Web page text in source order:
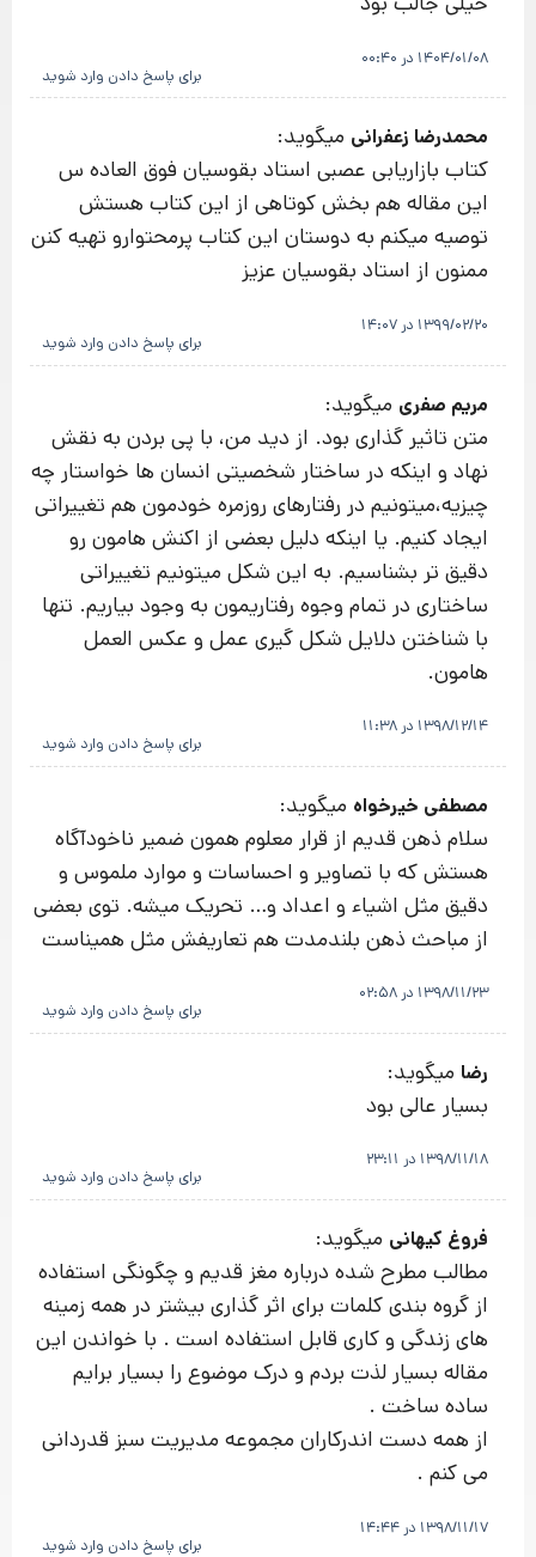
1404/01/08 در 00:40
برای پاسخ دادن وارد شوید
محمدرضا زعفرانی میگوید:
کتاب بازاریابی عصبی استاد بقوسیان فوق العاده س
این مقاله هم بخش کوتاهی از این کتاب هستش
توصیه میکنم به دوستان این کتاب پرمحتوارو تهیه کنن
ممنون از استاد بقوسیان عزیز
1399/02/20 در 14:07
برای پاسخ دادن وارد شوید
مریم صفری میگوید:
متن تاثیر گذاری بود. از دید من، با پی بردن به نقش
نهاد و اینکه در ساختار شخصیتی انسان ها خواستار چه
چیزیه،میتونیم در رفتارهای روزمره خودمون هم تغییراتی
ایجاد کنیم. یا اینکه دلیل بعضی از اکنش هامون رو
دقیق تر بشناسیم. به این شکل میتونیم تغییراتی
ساختاری در تمام وجوه رفتاریمون به وجود بیاریم. تنها
با شناختن دلایل شکل گیری عمل و عکس العمل
هامون.
1398/12/14 در 11:38
برای پاسخ دادن وارد شوید
مصطفی خیرخواه میگوید:
سلام ذهن قدیم از قرار معلوم همون ضمیر ناخودآگاه
هستش که با تصاویر و احساسات و موارد ملموس و
دقیق مثل اشیاء و اعداد و… تحریک میشه. توی بعضی
از مباحث ذهن بلندمدت هم تعاریفش مثل همیناست
1398/11/23 در 02:58
برای پاسخ دادن وارد شوید
رضا میگوید:
بسیار عالی بود
1398/11/18 در 23:11
برای پاسخ دادن وارد شوید
فروغ کیهانی میگوید:
مطالب مطرح شده درباره مغز قدیم و چگونگی استفاده
از گروه بندی کلمات برای اثر گذاری بیشتر در همه زمینه
های زندگی و کاری قابل استفاده است . با خواندن این
مقاله بسیار لذت بردم و درک موضوع را بسیار برایم
ساده ساخت .
از همه دست اندرکاران مجموعه مدیریت سبز قدردانی
می کنم .
1398/11/17 در 14:44
برای پاسخ دادن وارد شوید